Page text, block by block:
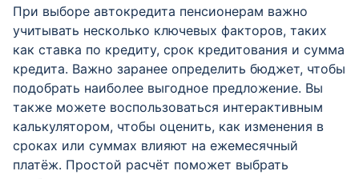
При выборе автокредита пенсионерам важно
учитывать несколько ключевых факторов, таких
как ставка по кредиту, срок кредитования и сумма
кредита. Важно заранее определить бюджет, чтобы
подобрать наиболее выгодное предложение. Вы
также можете воспользоваться интерактивным
калькулятором, чтобы оценить, как изменения в
сроках или суммах влияют на ежемесячный
платёж. Простой расчёт поможет выбрать